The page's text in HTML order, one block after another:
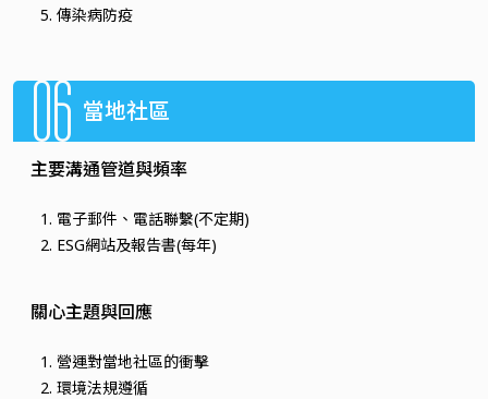
傳染病防疫
06 當地社區
主要溝通管道與頻率
電子郵件、電話聯繫(不定期)
ESG網站及報告書(每年)
關心主題與回應
營運對當地社區的衝擊
環境法規遵循